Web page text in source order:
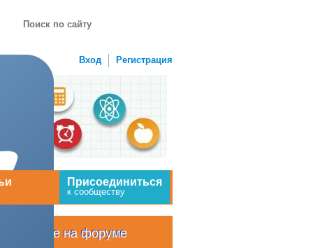
Вход Регистрация
Присоединиться
к сообществу
Новое на форуме